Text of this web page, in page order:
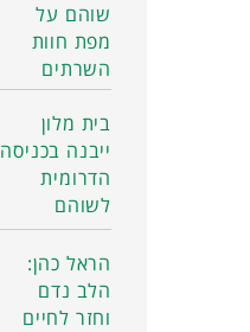
שוהם על
מפת חוות
השרתים
בית מלון
ייבנה בכניסה
הדרומית
לשוהם
הראל כהן:
הלב נדם
וחזר לחיים